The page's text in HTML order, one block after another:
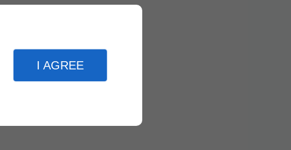
I AGREE
à nos services
d’accessibilité